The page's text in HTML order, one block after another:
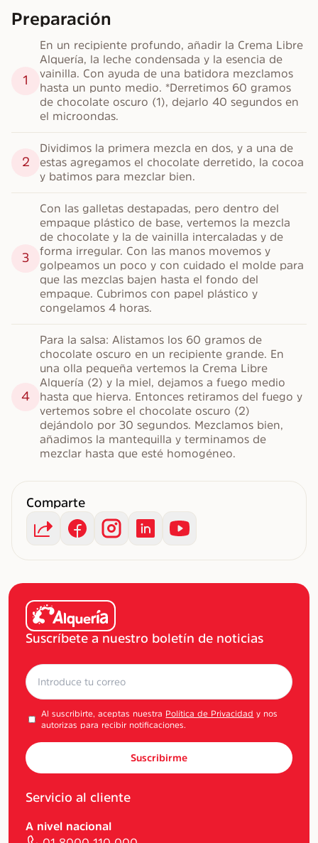
Preparación
1
En un recipiente profundo, añadir la Crema Libre
Alquería, la leche condensada y la esencia de
vainilla. Con ayuda de una batidora mezclamos
hasta un punto medio. *Derretimos 60 gramos
de chocolate oscuro (1), dejarlo 40 segundos en
el microondas.
2
Dividimos la primera mezcla en dos, y a una de
estas agregamos el chocolate derretido, la cocoa
y batimos para mezclar bien.
3
Con las galletas destapadas, pero dentro del
empaque plástico de base, vertemos la mezcla
de chocolate y la de vainilla intercaladas y de
forma irregular. Con las manos movemos y
golpeamos un poco y con cuidado el molde para
que las mezclas bajen hasta el fondo del
empaque. Cubrimos con papel plástico y
congelamos 4 horas.
4
Para la salsa: Alistamos los 60 gramos de
chocolate oscuro en un recipiente grande. En
una olla pequeña vertemos la Crema Libre
Alquería (2) y la miel, dejamos a fuego medio
hasta que hierva. Entonces retiramos del fuego y
vertemos sobre el chocolate oscuro (2)
dejándolo por 30 segundos. Mezclamos bien,
añadimos la mantequilla y terminamos de
mezclar hasta que esté homogéneo.
Comparte
Suscríbete a nuestro boletín de noticias
Al suscribirte, aceptas nuestra Política de Privacidad y nos
autorizas para recibir notificaciones.
Suscribirme
Servicio al cliente
A nivel nacional